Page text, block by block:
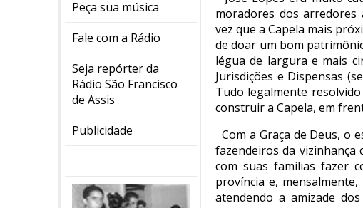
Peça sua música
Fale com a Rádio
Seja repórter da
Rádio São Francisco
de Assis
Publicidade
moradores dos arredores
vez que a Capela mais
de doar um bom
légua de largura e mais
Jurisdições e Dispensas
Tudo legalmente
construir a Capela, em
Com a Graça de Deus, o
fazendeiros da vizinhança
com suas famílias fazer
província e,
atendendo a amizade